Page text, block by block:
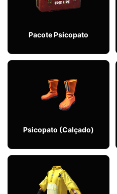
Pacote Psicopato
Psicopato (Calçado)